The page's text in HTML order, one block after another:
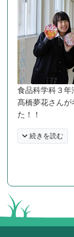
食品科学科３
髙橋夢花さんが
た！！
続きを読む